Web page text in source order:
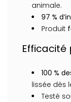
animale.
97 %
Produit
Efficacité
100 %
lissée dès
Testé